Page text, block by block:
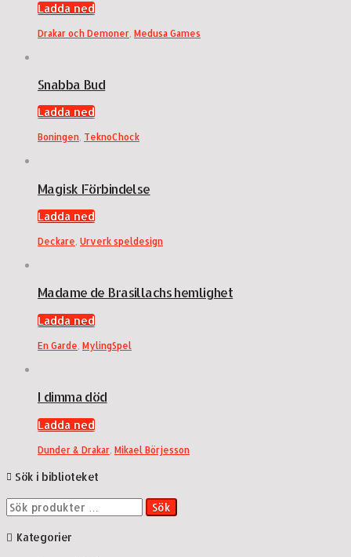
Ladda ned
Drakar och Demoner Medusa Games
Snabba Bud
Ladda ned
Boningen, TeknoChock
Magisk Förbindelse
Ladda ned
Deckare, Urverk speldesign
Madame de Brasillachs hemlighet
Ladda ned
En Garde MylingSpel
I dimma död
Ladda ned
Dunder & Drakar Mikael Börjesson
Sök i biblioteket
Sök
efter:
Sök
Kategorier